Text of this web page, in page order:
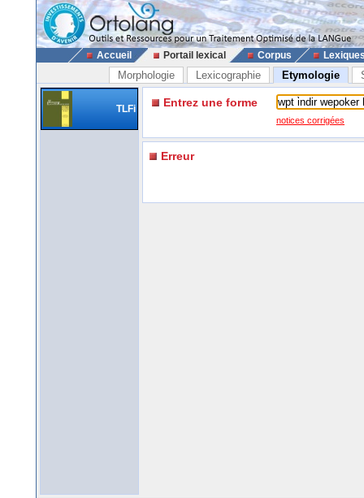
Accueil Portail lexical Corpus
Morphologie Lexicographie Etymologie
TLFi Entrez une forme
notices corrigées
Erreur